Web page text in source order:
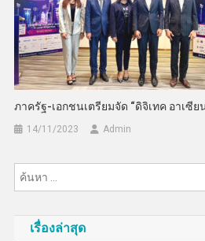
ภาครัฐ-เอกชนเตรียมจัด “ดิจิเทค อาเซีย
14/11/2023 Admin
เรื่องล่าสุด